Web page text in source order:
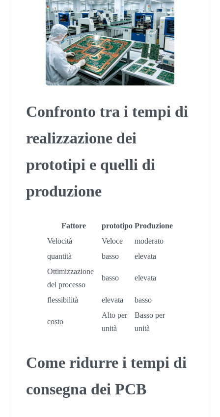
Confronto tra i tempi di
realizzazione dei
prototipi e quelli di
produzione
Fattore prototipo Produzione
Velocità
Veloce
moderato
quantità
basso
elevata
Ottimizzazione
del processo
basso elevata
flessibilità elevata basso
costo
Alto per
unità
Basso per
unità
Come ridurre i tempi di
consegna dei PCB